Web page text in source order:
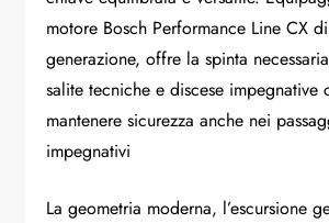
motore Bosch Performance Line CX
generazione, offre la spinta
salite tecniche e discese impegnative
mantenere sicurezza anche nei
impegnativi
La geometria moderna, l’escursione